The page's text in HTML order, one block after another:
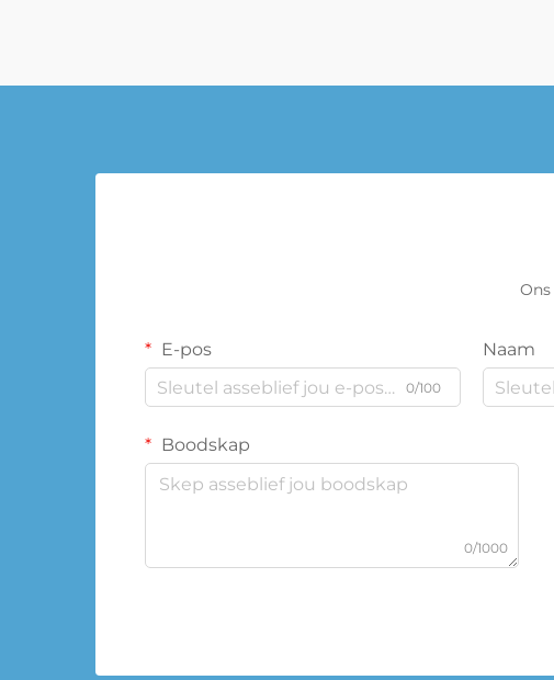
E-pos
0/100
Naam
Boodskap
0/1000